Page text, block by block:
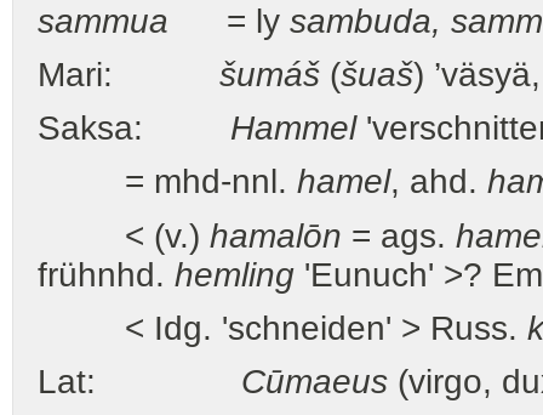
sammua = ly sambuda,
Mari: šumáš (šuaš)
Saksa: Hammel
= mhd-nnl. hamel, ahd.
< (v.) hamalōn = ags.
frühnhd. hemling 'Eunuch' >?
< Idg. 'schneiden' > Russ.
Lat: Cūmaeus (virgo,